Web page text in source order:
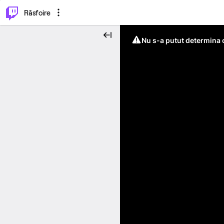
Răsfoire
Nu s-a putut